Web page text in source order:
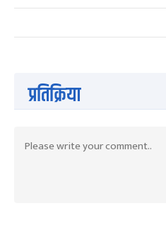
प्रतिक्रिया